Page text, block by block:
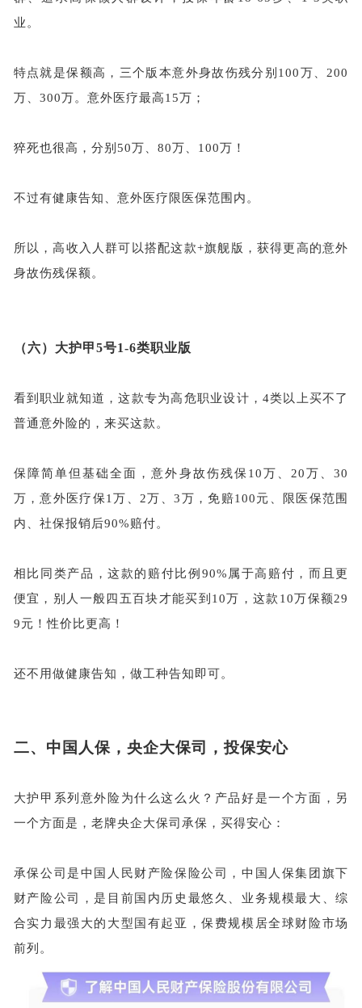
业。
特点就是保额高，三个版本意外身故伤残分别 100万、200
万、300万。意外医疗最高15万；
猝死也很高，分别 50万、80万、100万！
不过有健康告知、意外医疗 限 医保范围 内。
所以，高收入人群可以搭配这款+旗舰版， 获得更高的意外
身故伤残保额。
（六） 大护甲5号1-6类职业版
看到职业就知道，这款专为高危职业设计， 4类以上买不了
普通意外险的，来买这款。
保障简单但基础全面，意外身故伤残保10万、20万、30
万，意外医疗保1万、2万、3万，免赔100元、限 医保范围
内 、社保报销后90%赔付。
相比同类产品，这款的赔付比例 90%属于高赔付，而且更
便宜，别人一般四五百块才能买到10万，这款10万保额29
9元！性价比更高！
还不用做健康告知， 做工种告知即可。
二、 中国人保，央企大保司，投保安心
大护甲系列意外险为什么这么火？产品好是一个方面，另
一个方面是，老牌央企大保司承保，买得安心：
承保公司是中国人民财产险保险公司，中国人保集团旗下
财产险公司，是目前国内历史最悠久、业务规模最大、综
合实力最强大的大型国有起亚，保费规模居全球财险市场
前列。